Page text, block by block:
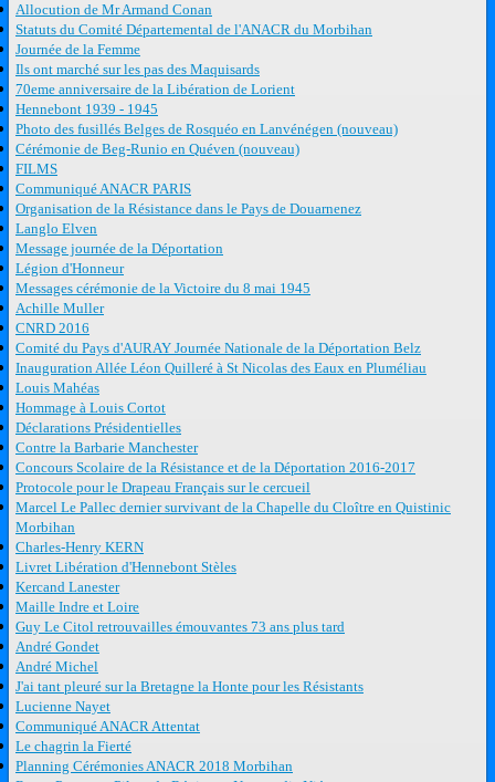
Allocution de Mr Armand Conan
Statuts du Comité Départemental de l'ANACR du Morbihan
Journée de la Femme
Ils ont marché sur les pas des Maquisards
70eme anniversaire de la Libération de Lorient
Hennebont 1939 - 1945
Photo des fusillés Belges de Rosquéo en Lanvénégen (nouveau)
Cérémonie de Beg-Runio en Quéven (nouveau)
FILMS
Communiqué ANACR PARIS
Organisation de la Résistance dans le Pays de Douarnenez
Langlo Elven
Message journée de la Déportation
Légion d'Honneur
Messages cérémonie de la Victoire du 8 mai 1945
Achille Muller
CNRD 2016
Comité du Pays d'AURAY Journée Nationale de la Déportation Belz
Inauguration Allée Léon Quilleré à St Nicolas des Eaux en Pluméliau
Louis Mahéas
Hommage à Louis Cortot
Déclarations Présidentielles
Contre la Barbarie Manchester
Concours Scolaire de la Résistance et de la Déportation 2016-2017
Protocole pour le Drapeau Français sur le cercueil
Marcel Le Pallec dernier survivant de la Chapelle du Cloître en Quistinic
Morbihan
Charles-Henry KERN
Livret Libération d'Hennebont Stèles
Kercand Lanester
Maille Indre et Loire
Guy Le Citol retrouvailles émouvantes 73 ans plus tard
André Gondet
André Michel
J'ai tant pleuré sur la Bretagne la Honte pour les Résistants
Lucienne Nayet
Communiqué ANACR Attentat
Le chagrin la Fierté
Planning Cérémonies ANACR 2018 Morbihan